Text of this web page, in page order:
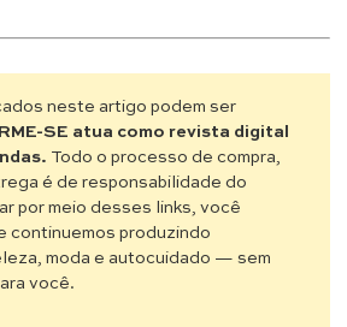
neste artigo podem ser
SE atua como revista digital
Todo o processo de compra,
é de responsabilidade do
por meio desses links, você
continuemos produzindo
moda e autocuidado — sem
você.